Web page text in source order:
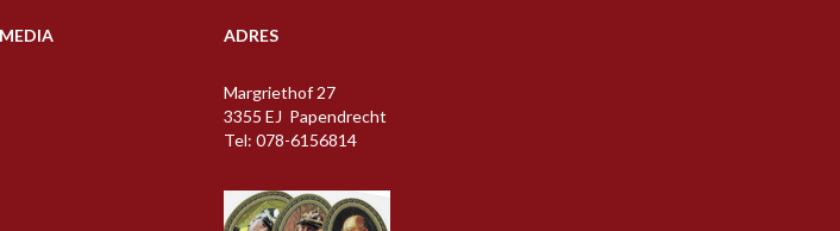
ADRES
Margriethof 27
3355 EJ Papendrecht
Tel: 078-6156814